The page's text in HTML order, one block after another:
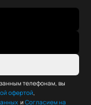
телефонам, вы
офертой,
и Согласием на